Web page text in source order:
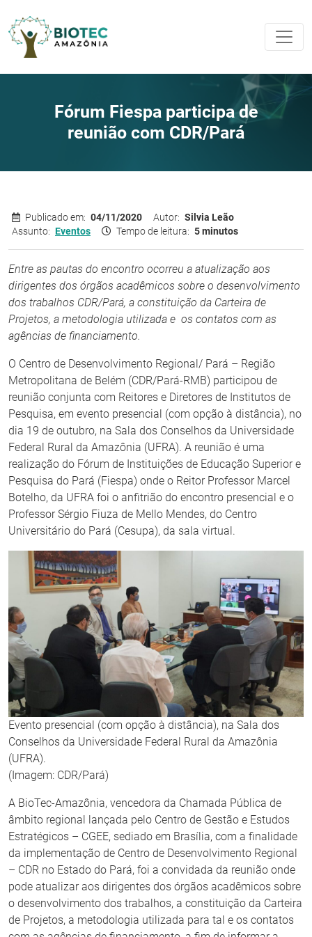
Fórum Fiespa participa de
reunião com CDR/Pará
Publicado em: 04/11/2020 Autor: Silvia Leão
Assunto: Eventos Tempo de leitura: 5 minutos
Entre as pautas do encontro ocorreu a atualização aos
dirigentes dos órgãos acadêmicos sobre o desenvolvimento
dos trabalhos CDR/Pará, a constituição da Carteira de
Projetos, a metodologia utilizada e os contatos com as
agências de financiamento.
O Centro de Desenvolvimento Regional/ Pará – Região
Metropolitana de Belém (CDR/Pará-RMB) participou de
reunião conjunta com Reitores e Diretores de Institutos de
Pesquisa, em evento presencial (com opção à distância), no
dia 19 de outubro, na Sala dos Conselhos da Universidade
Federal Rural da Amazônia (UFRA). A reunião é uma
realização do Fórum de Instituições de Educação Superior e
Pesquisa do Pará (Fiespa) onde o Reitor Professor Marcel
Botelho, da UFRA foi o anfitrião do encontro presencial e o
Professor Sérgio Fiuza de Mello Mendes, do Centro
Universitário do Pará (Cesupa), da sala virtual.
Evento presencial (com opção à distância), na Sala dos
Conselhos da Universidade Federal Rural da Amazônia
(UFRA).
(Imagem: CDR/Pará)
A BioTec-Amazônia, vencedora da Chamada Pública de
âmbito regional lançada pelo Centro de Gestão e Estudos
Estratégicos – CGEE, sediado em Brasília, com a finalidade
da implementação de Centro de Desenvolvimento Regional
– CDR no Estado do Pará, foi a convidada da reunião onde
pode atualizar aos dirigentes dos órgãos acadêmicos sobre
o desenvolvimento dos trabalhos, a constituição da Carteira
de Projetos, a metodologia utilizada para tal e os contatos